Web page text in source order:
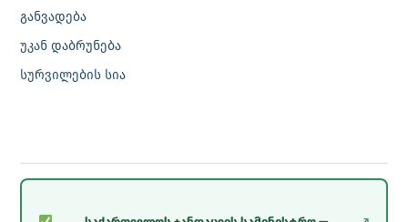
განვადება
უკან დაბრუნება
სურვილების სია